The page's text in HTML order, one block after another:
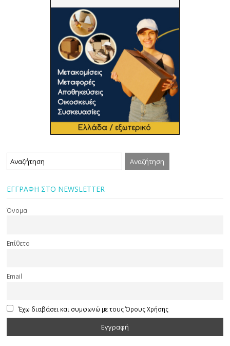
ΕΓΓΡΑΦΗ ΣΤΟ NEWSLETTER
Όνομα
Επίθετο
Email
Έχω διαβάσει και συμφωνώ με τους Όρους Χρήσης